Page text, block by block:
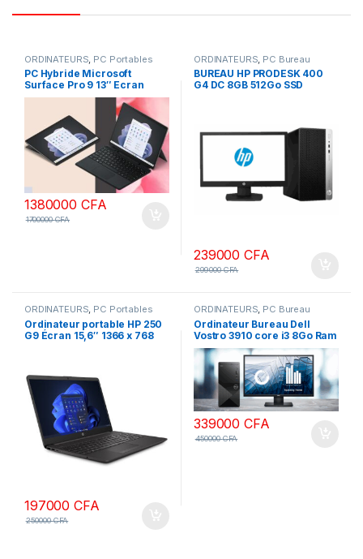
ORDINATEURS PC Portables
PC Hybride Microsoft
Surface Pro 9 13″ Ecran
tactile Intel Core i7 16 Go
RAM 512 Go SSD Graphite
1380000 CFA
1700000CFA
ORDINATEURS PC Bureau
BUREAU HP PRODESK 400
G4 DC 8GB 512Go SSD
239000CFA
299000CFA
ORDINATEURS, PC Portables
Ordinateur portable HP 250
G9 Écran 15,6″ 1366 x 768
197000CFA
250000CFA
ORDINATEURS, PC Bureau
Ordinateur Bureau Dell
Vostro 3910 core i3 8Go Ram
DDR4 512 SSD écran 22
pouces Full HD
339000CFA
450000CFA